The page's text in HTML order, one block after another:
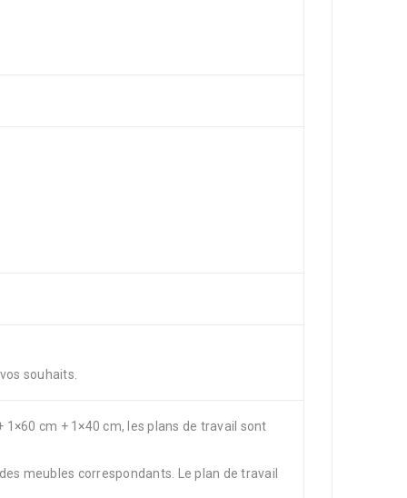
souhaits.
1×60 cm + 1×40 cm, les plans de travail sont
meubles correspondants. Le plan de travail